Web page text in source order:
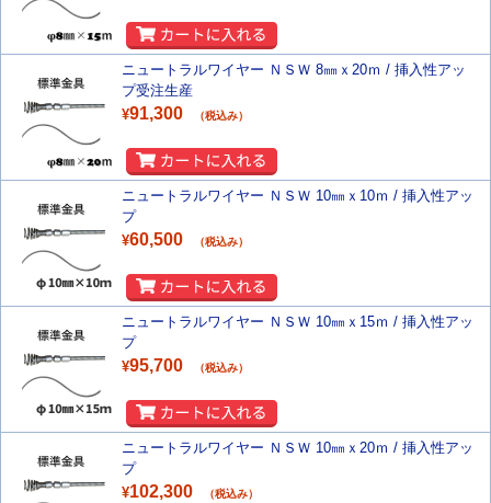
ニュートラルワイヤー ＮＳＷ 8㎜ｘ20ｍ / 挿入性アッ
プ受注生産
¥91,300 （税込み）
ニュートラルワイヤー ＮＳＷ 10㎜ｘ10ｍ / 挿入性アッ
プ
¥60,500 （税込み）
ニュートラルワイヤー ＮＳＷ 10㎜ｘ15ｍ / 挿入性アッ
プ
¥95,700 （税込み）
ニュートラルワイヤー ＮＳＷ 10㎜ｘ20ｍ / 挿入性アッ
プ
¥102,300 （税込み）